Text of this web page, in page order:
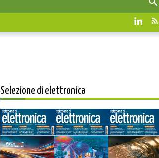
Selezione di elettronica